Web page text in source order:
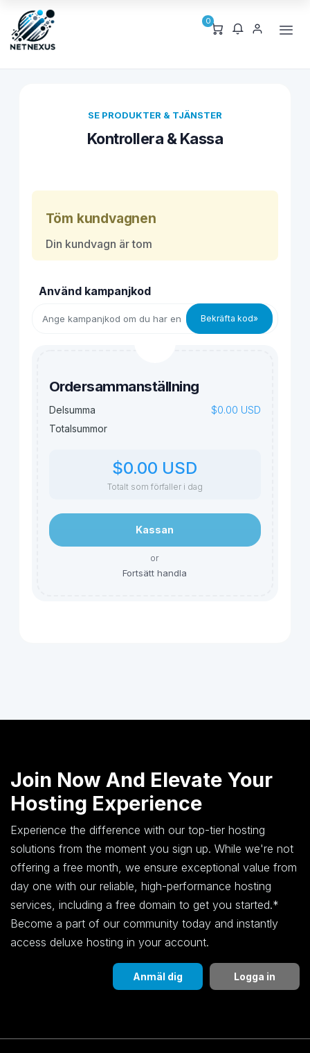
0
SE PRODUKTER & TJÄNSTER
Kontrollera & Kassa
Töm kundvagnen
Din kundvagn är tom
Använd kampanjkod
Bekräfta kod»
Ordersammanställning
Delsumma $0.00 USD
Totalsummor
$0.00 USD
Totalt som förfaller i dag
Kassan
or
Fortsätt handla
Join Now And Elevate Your
Hosting Experience
Experience the difference with our top-tier hosting
solutions from the moment you sign up. While we're not
offering a free month, we ensure exceptional value from
day one with our reliable, high-performance hosting
services, including a free domain to get you started.*
Become a part of our community today and instantly
access deluxe hosting in your account.
Anmäl dig Logga in